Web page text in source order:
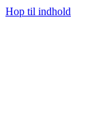
Hop til indhold